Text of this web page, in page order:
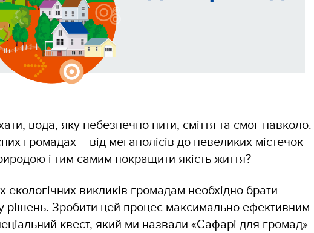
вода, яку небезпечно пити, сміття та смог навколо.
громадах – від мегаполісів до невеликих містечок –
і тим самим покращити якість життя?
викликів громадам необхідно брати
рішень. Зробити цей процес максимально ефективним
квест, який ми назвали «Сафарі для громад»